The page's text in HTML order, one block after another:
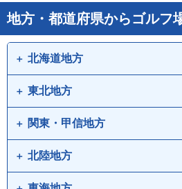
地方・都道府県からゴルフ
北海道地方
道北
道央
東北地方
青森県
宮城県
山形県
関東・甲信地方
東京都
埼玉県
北陸地方